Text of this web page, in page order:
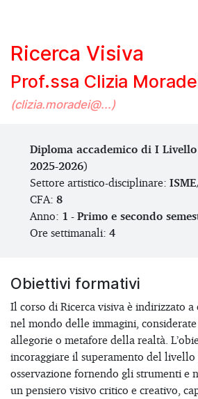
Ricerca Visiva
Prof.ssa Clizia
(clizia.moradei@...)
Diploma accademico di I
2025-2026)
Settore artistico-disciplinare:
CFA: 8
Anno: 1 - Primo e secondo
Ore settimanali: 4
Obiettivi formativi
Il corso di Ricerca visiva è indirizzato
nel mondo delle immagini,
allegorie o metafore della realtà.
incoraggiare il superamento del
osservazione fornendo gli strumenti e
un pensiero visivo critico e creativo,